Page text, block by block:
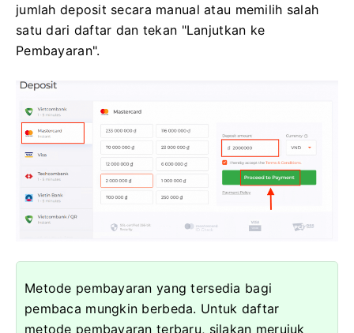
jumlah deposit secara manual atau memilih salah
satu dari daftar dan tekan "Lanjutkan ke
Pembayaran".
Metode pembayaran yang tersedia bagi
pembaca mungkin berbeda. Untuk daftar
metode pembayaran terbaru, silakan merujuk